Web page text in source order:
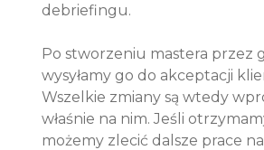
debriefingu.
Po stworzeniu mastera przez
wysyłamy go do akceptacji
Wszelkie zmiany są wtedy
właśnie na nim. Jeśli
możemy zlecić dalsze prace